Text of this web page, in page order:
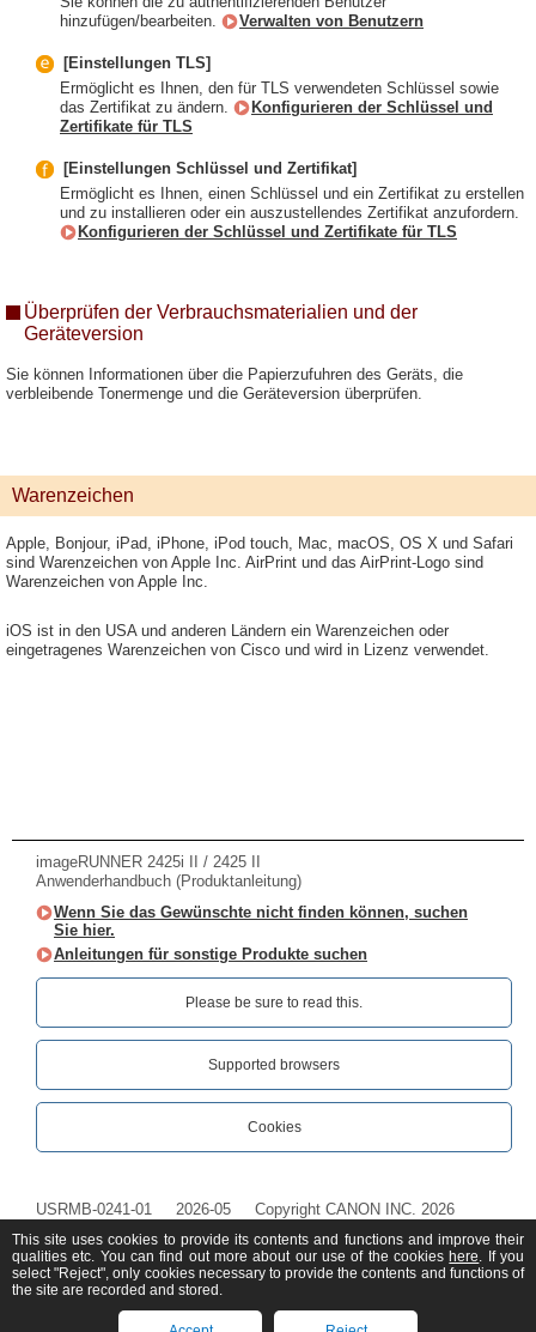
hinzufügen/bearbeiten.
Verwalten von Benutzern
[Einstellungen TLS]
Ermöglicht es Ihnen, den für TLS verwendeten Schlüssel sowie
das Zertifikat zu ändern.
Konfigurieren der Schlüssel und
Zertifikate für TLS
[Einstellungen Schlüssel und Zertifikat]
Ermöglicht es Ihnen, einen Schlüssel und ein Zertifikat zu erstellen
und zu installieren oder ein auszustellendes Zertifikat anzufordern.
Konfigurieren der Schlüssel und Zertifikate für TLS
Überprüfen der Verbrauchsmaterialien und der
Geräteversion
Sie können Informationen über die Papierzufuhren des Geräts, die
verbleibende Tonermenge und die Geräteversion überprüfen.
Warenzeichen
Apple, Bonjour, iPad, iPhone, iPod touch, Mac, macOS, OS X und Safari
sind Warenzeichen von Apple Inc. AirPrint und das AirPrint-Logo sind
Warenzeichen von Apple Inc.
iOS ist in den USA und anderen Ländern ein Warenzeichen oder
eingetragenes Warenzeichen von Cisco und wird in Lizenz verwendet.
imageRUNNER 2425i II / 2425 II
Anwenderhandbuch (Produktanleitung)
Wenn Sie das Gewünschte nicht finden können, suchen
Sie hier.
Anleitungen für sonstige Produkte suchen
Please be sure to read this.‎
Supported browsers
Cookies
USRMB-0241-01 2026-05 Copyright CANON INC. 2026
This site uses cookies to provide its contents and functions and improve their
qualities etc. You can find out more about our use of the cookies here. If you
select "Reject", only cookies necessary to provide the contents and functions of
the site are recorded and stored.